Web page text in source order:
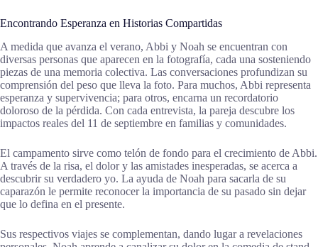
Encontrando Esperanza en Historias Compartidas
A medida que avanza el verano, Abbi y Noah se encuentran con
diversas personas que aparecen en la fotografía, cada una sosteniendo
piezas de una memoria colectiva. Las conversaciones profundizan su
comprensión del peso que lleva la foto. Para muchos, Abbi representa
esperanza y supervivencia; para otros, encarna un recordatorio
doloroso de la pérdida. Con cada entrevista, la pareja descubre los
impactos reales del 11 de septiembre en familias y comunidades.
El campamento sirve como telón de fondo para el crecimiento de Abbi.
A través de la risa, el dolor y las amistades inesperadas, se acerca a
descubrir su verdadero yo. La ayuda de Noah para sacarla de su
caparazón le permite reconocer la importancia de su pasado sin dejar
que lo defina en el presente.
Sus respectivos viajes se complementan, dando lugar a revelaciones